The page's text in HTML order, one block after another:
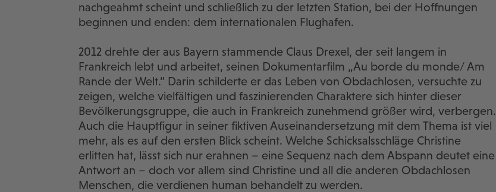
nachgeahmt scheint und schließlich zu der letzten Station, bei der Hoffnungen
beginnen und enden: dem internationalen Flughafen.
2012 drehte der aus Bayern stammende Claus Drexel, der seit langem in
Frankreich lebt und arbeitet, seinen Dokumentarfilm „Au borde du monde/ Am
Rande der Welt.“ Darin schilderte er das Leben von Obdachlosen, versuchte zu
zeigen, welche vielfältigen und faszinierenden Charaktere sich hinter dieser
Bevölkerungsgruppe, die auch in Frankreich zunehmend größer wird, verbergen.
Auch die Hauptfigur in seiner fiktiven Auseinandersetzung mit dem Thema ist viel
mehr, als es auf den ersten Blick scheint. Welche Schicksalsschläge Christine
erlitten hat, lässt sich nur erahnen – eine Sequenz nach dem Abspann deutet eine
Antwort an – doch vor allem sind Christine und all die anderen Obdachlosen
Menschen, die verdienen human behandelt zu werden.